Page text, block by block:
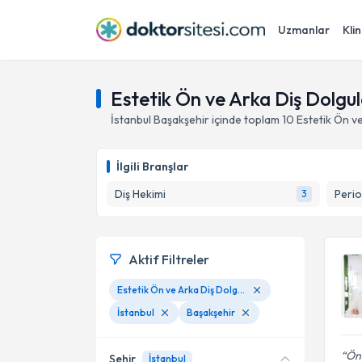
Uzmanlar
Estetik Ön ve Arka Diş
İstanbul Başakşehiriçinde toplam 10 Estetik Ön
İlgili Branşlar
Diş Hekimi
3
Aktif Filtreler
Estetik Ön ve Arka Diş Dolgular
İstanbul
Başakşehir
Şehir İstanbul